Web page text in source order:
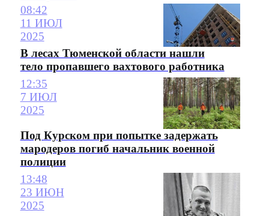
08:42
11 ИЮЛ
2025
В лесах Тюменской области нашли
тело пропавшего вахтового работника
12:35
7 ИЮЛ
2025
Под Курском при попытке задержать
мародеров погиб начальник военной
полиции
13:48
23 ИЮН
2025